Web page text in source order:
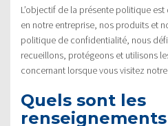
L’objectif de la présente politique
en notre entreprise, nos produits et
politique de confidentialité, nous
recueillons, protégeons et utilisons
concernant lorsque vous visitez
Quels sont les